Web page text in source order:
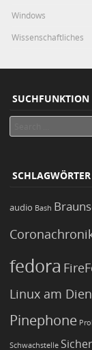
Windows
Wissenschaftliches
SUCHFUNKTION
SCHLAGWÖRTER
audio Bash
fedora
Linux am
Pinephone
Schwachstelle